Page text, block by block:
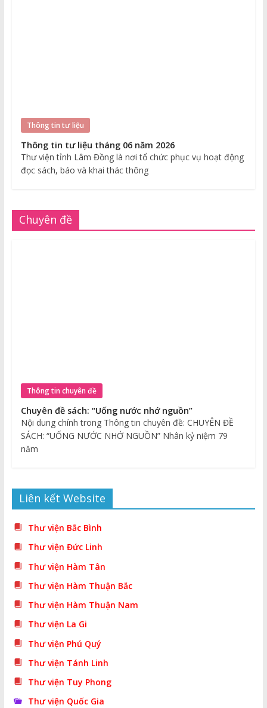
Thông tin tư liệu
Thông tin tư liệu tháng 06 năm 2026
Thư viện tỉnh Lâm Đồng là nơi tổ chức phục vụ hoạt động
đọc sách, báo và khai thác thông
Chuyên đề
Thông tin chuyên đề
Chuyên đề sách: “Uống nước nhớ nguồn”
Nội dung chính trong Thông tin chuyên đề: CHUYÊN ĐỀ
SÁCH: “UỐNG NƯỚC NHỚ NGUỒN” Nhân kỷ niệm 79
năm
Liên kết Website
Thư viện Bắc Bình
Thư viện Đức Linh
Thư viện Hàm Tân
Thư viện Hàm Thuận Bắc
Thư viện Hàm Thuận Nam
Thư viện La Gi
Thư viện Phú Quý
Thư viện Tánh Linh
Thư viện Tuy Phong
Thư viện Quốc Gia